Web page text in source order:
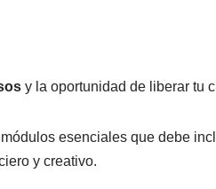
y la oportunidad de liberar tu
esenciales que debe
y creativo.